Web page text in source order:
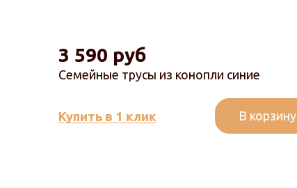
Семейные трусы из конопли синие
3 590 руб
Купить в 1 клик В корзину